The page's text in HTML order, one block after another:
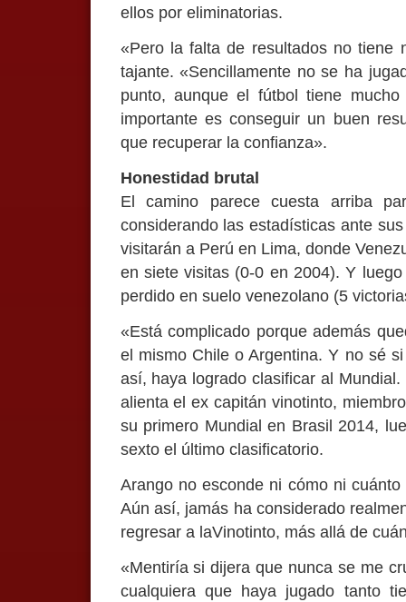
ellos por eliminatorias.
«Pero la falta de resultados no tiene
tajante. «Sencillamente no se ha
punto, aunque el fútbol tiene
importante es conseguir un buen
que recuperar la confianza».
Honestidad brutal
El camino parece cuesta arriba
considerando las estadísticas ante
visitarán a Perú en Lima, donde
en siete visitas (0-0 en 2004). Y
perdido en suelo venezolano (5
«Está complicado porque además
el mismo Chile o Argentina. Y no sé
así, haya logrado clasificar al
alienta el ex capitán vinotinto,
su primero Mundial en Brasil 2014,
sexto el último clasificatorio.
Arango no esconde ni cómo ni
Aún así, jamás ha considerado
regresar a laVinotinto, más allá de
«Mentiría si dijera que nunca se me
cualquiera que haya jugado tanto